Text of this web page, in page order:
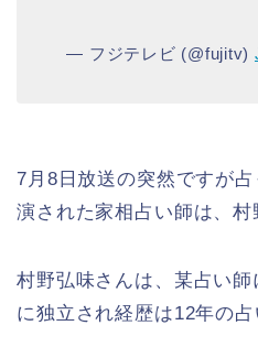
— フジテレビ (@fujitv)
7月8日放送の突然ですが
演された家相占い師は、村
村野弘味さんは、某占い
に独立され経歴は12年の占